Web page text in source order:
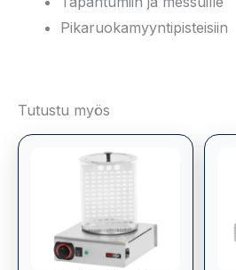
Pikaruokamyyntipisteisiin
Tutustu myös